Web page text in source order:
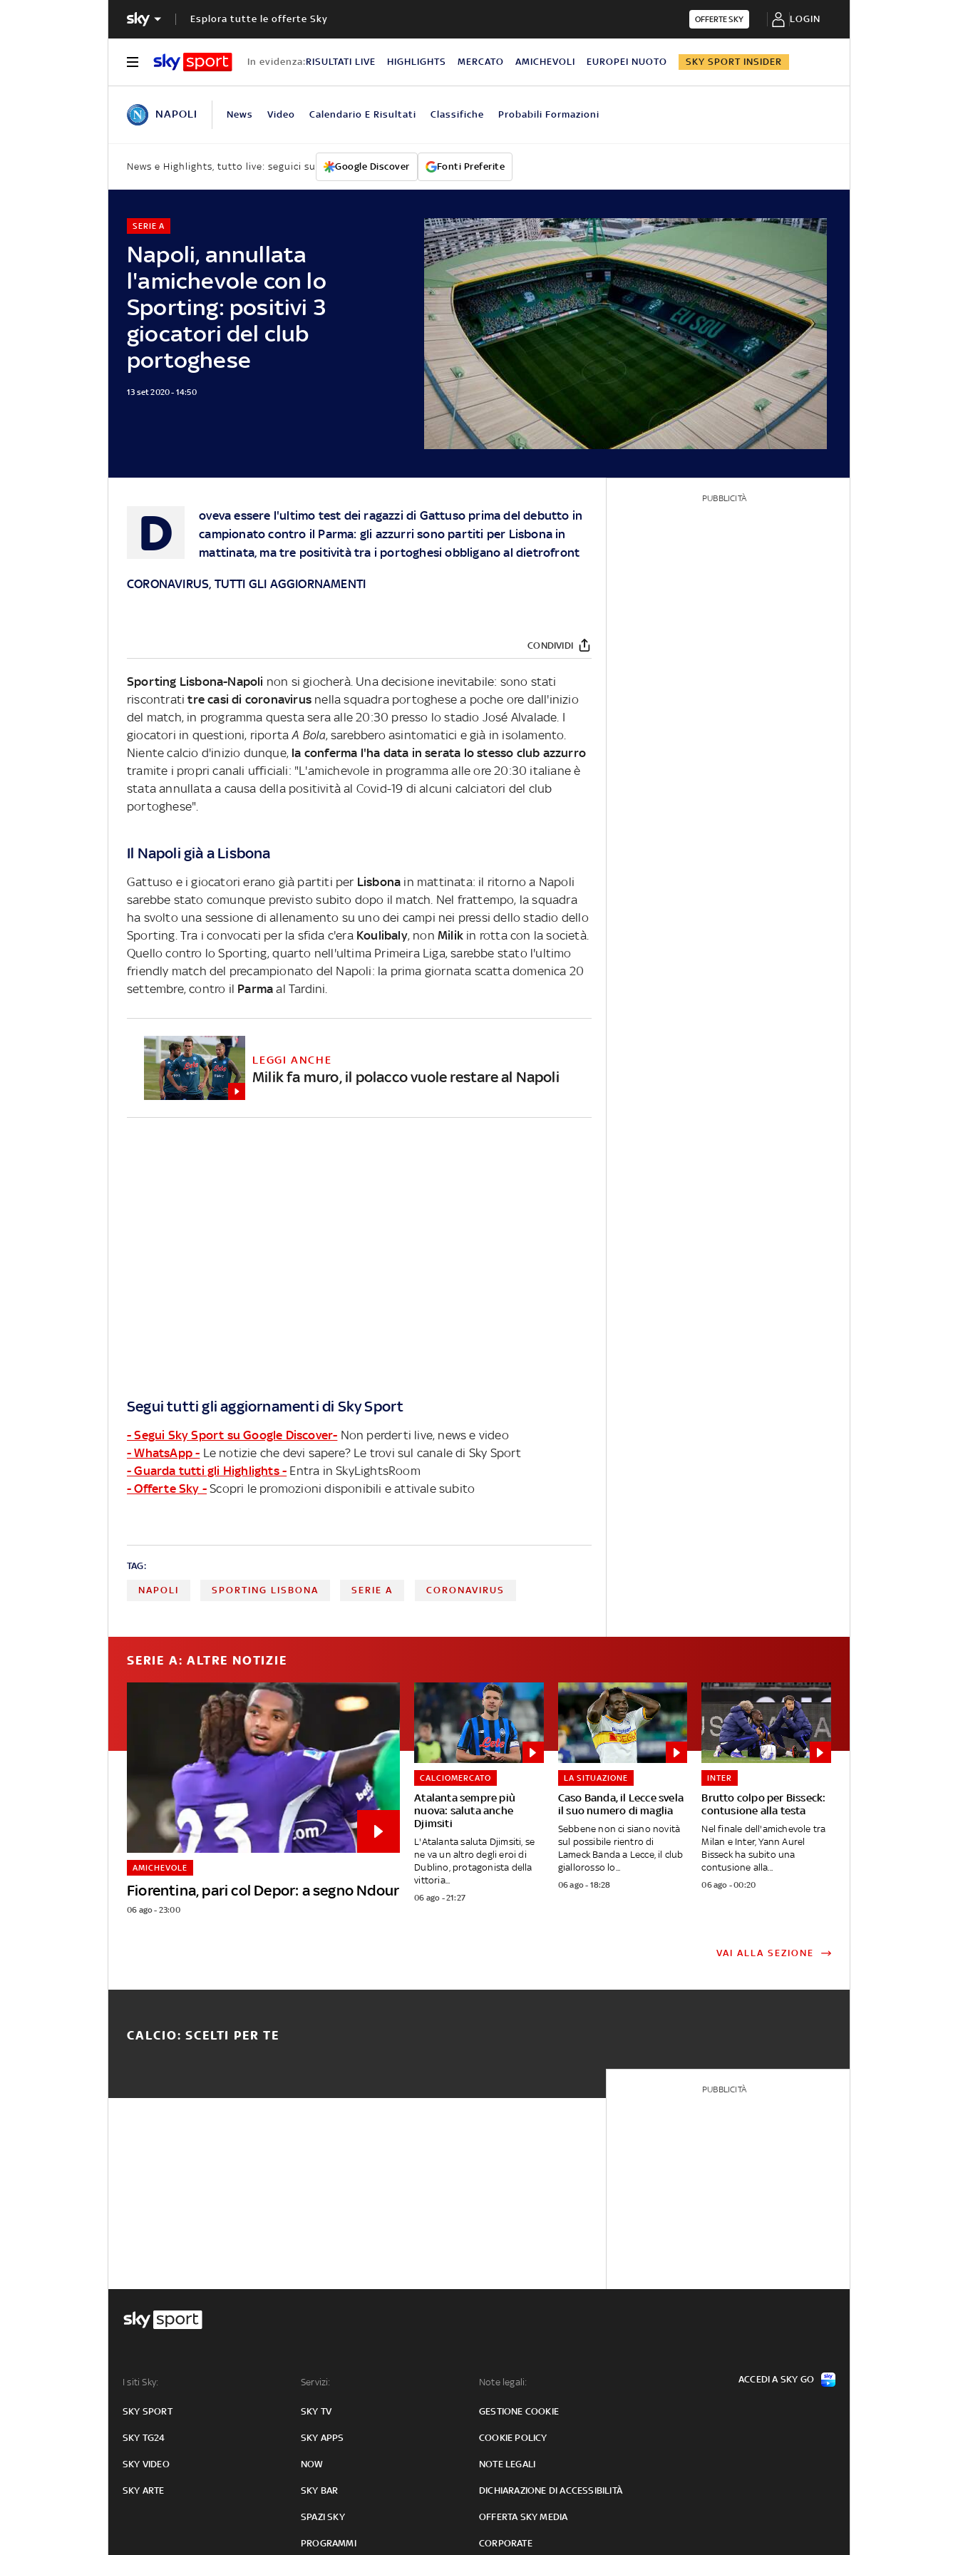
Esplora tutte le offerte Sky OFFERTE SKY LOGIN
In evidenza:RISULTATI LIVE HIGHLIGHTS MERCATO AMICHEVOLI EUROPEI NUOTO SKY SPORT INSIDER
NAPOLI News Video Calendario E Risultati Classifiche Probabili Formazioni
News e Highlights, tutto live: seguici su Google Discover Fonti Preferite
Napoli, annullata
l'amichevole con lo
Sporting: positivi 3
giocatori del club
portoghese
SERIE A
13 set 2020 - 14:50
D
oveva essere l'ultimo test dei ragazzi di Gattuso prima del debutto in
campionato contro il Parma: gli azzurri sono partiti per Lisbona in
mattinata, ma tre positività tra i portoghesi obbligano al dietrofront
CORONAVIRUS, TUTTI GLI AGGIORNAMENTI
CONDIVIDI
Sporting Lisbona-Napoli non si giocherà. Una decisione inevitabile: sono stati
riscontratitre casi di coronavirus nella squadra portoghese a poche ore dall'inizio
del match, in programma questa sera alle 20:30 presso lo stadio José Alvalade. I
giocatori in questioni, riportaA Bola, sarebbero asintomatici e già in isolamento.
Niente calcio d'inizio dunque, la conferma l'ha data in serata lo stesso club azzurro
tramite i propri canali ufficiali: "L'amichevole in programma alle ore 20:30 italiane è
stata annullata a causa della positività al Covid-19 di alcuni calciatori del club
portoghese".
Il Napoli già a Lisbona
Gattuso e i giocatori erano già partiti per Lisbona in mattinata: il ritorno a Napoli
sarebbe stato comunque previsto subito dopo il match. Nel frattempo, la squadra
ha svolto una sessione di allenamento su uno dei campi nei pressi dello stadio dello
Sporting. Tra i convocati per la sfida c'era Koulibaly, nonMilik in rotta con la società.
Quello contro lo Sporting, quarto nell'ultima Primeira Liga, sarebbe stato l'ultimo
friendly match del precampionato del Napoli: la prima giornata scatta domenica 20
settembre, contro il Parmaal Tardini.
LEGGI ANCHE
Milik fa muro, il polacco vuole restare al Napoli
Segui tutti gli aggiornamenti di Sky Sport
- Segui Sky Sport su Google Discover- Non perderti live, news e video
- WhatsApp - Le notizie che devi sapere? Le trovi sul canale di Sky Sport
- Guarda tutti gli Highlights - Entra in SkyLightsRoom
- Offerte Sky - Scopri le promozioni disponibili e attivale subito
TAG:
NAPOLI SPORTING LISBONA SERIE A CORONAVIRUS
PUBBLICITÀ
SERIE A: ALTRE NOTIZIE
Fiorentina, pari col Depor: a segno Ndour
AMICHEVOLE
06 ago - 23:00
Atalanta sempre più
nuova: saluta anche
Djimsiti
CALCIOMERCATO
L'Atalanta saluta Djimsiti, se
ne va un altro degli eroi di
Dublino, protagonista della
vittoria...
06 ago - 21:27
Caso Banda, il Lecce svela
il suo numero di maglia
LA SITUAZIONE
Sebbene non ci siano novità
sul possibile rientro di
Lameck Banda a Lecce, il club
giallorosso lo...
06 ago - 18:28
Brutto colpo per Bisseck:
contusione alla testa
INTER
Nel finale dell'amichevole tra
Milan e Inter, Yann Aurel
Bisseck ha subito una
contusione alla...
06 ago - 00:20
VAI ALLA SEZIONE
CALCIO: SCELTI PER TE
PUBBLICITÀ
I siti Sky:
SKY SPORT
SKY TG24
SKY VIDEO
SKY ARTE
Servizi:
SKY TV
SKY APPS
NOW
SKY BAR
SPAZI SKY
PROGRAMMI
Note legali:
GESTIONE COOKIE
COOKIE POLICY
NOTE LEGALI
DICHIARAZIONE DI ACCESSIBILITÀ
OFFERTA SKY MEDIA
CORPORATE
ACCEDI A SKY GO